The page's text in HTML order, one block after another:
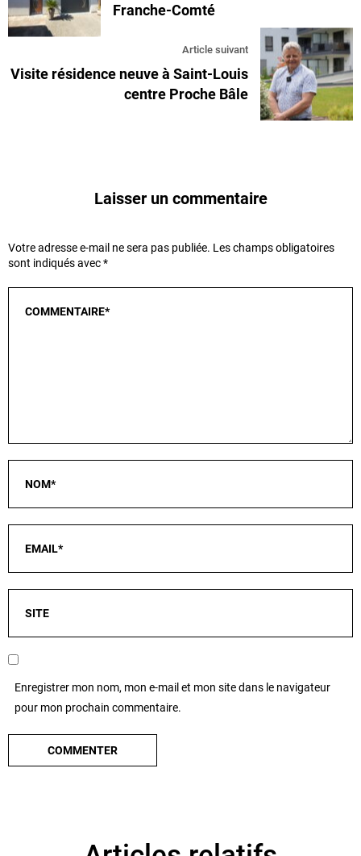
Franche-Comté
Article suivant
Visite résidence neuve à Saint-Louis
centre Proche Bâle
Laisser un commentaire
Votre adresse e-mail ne sera pas publiée. Les champs obligatoires
sont indiqués avec*
Enregistrer mon nom, mon e-mail et mon site dans le navigateur
pour mon prochain commentaire.